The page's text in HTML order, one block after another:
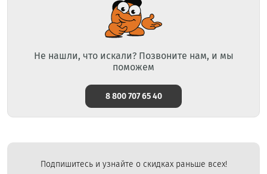
Не нашли, что искали? Позвоните нам, и мы
поможем
8 800 707 65 40
Подпишитесь и узнайте о скидках раньше всех!